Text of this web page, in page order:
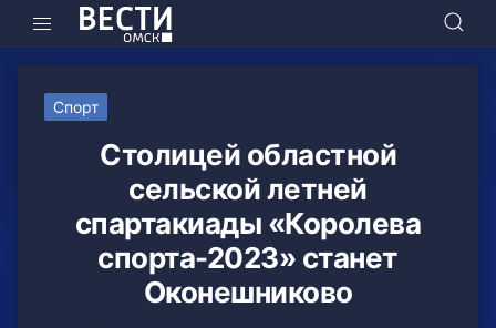
Спорт
Столицей областной
сельской летней
спартакиады «Королева
спорта-2023» станет
Оконешниково